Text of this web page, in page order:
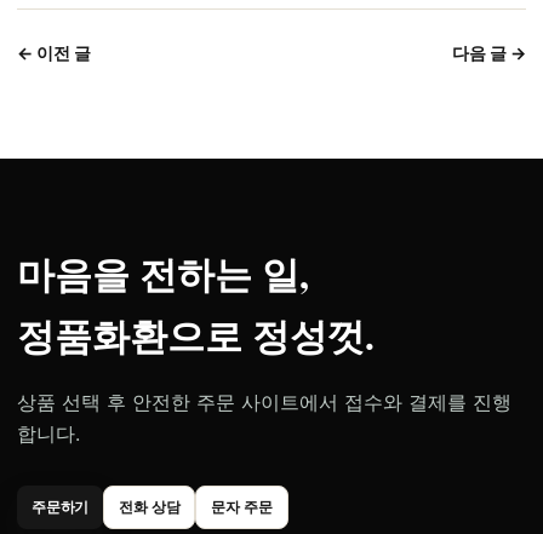
← 이전 글 다음 글 →
마음을 전하는 일,
정품화환으로 정성껏.
상품 선택 후 안전한 주문 사이트에서 접수와 결제를 진행
합니다.
주문하기 전화 상담 문자 주문